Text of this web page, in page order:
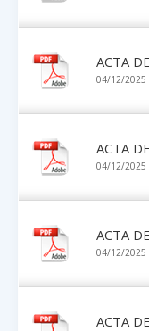
ACTA
04/12/
ACTA
04/12/
ACTA
04/12/2025
ACTA